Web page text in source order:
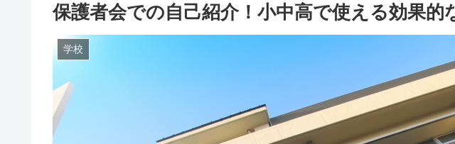
保護者会での自己紹介！小中高で使える効果的
学校